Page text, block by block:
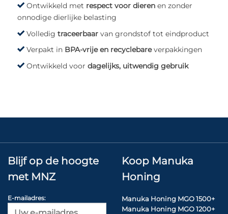
Ontwikkeld met respect voor dierenen zonder
onnodige dierlijke belasting
Volledig traceerbaarvan grondstof tot eindproduct
Verpakt in BPA-vrije en recyclebareverpakkingen
Ontwikkeld voor dagelijks, uitwendig gebruik
Blijf op de hoogte
met MNZ
E-mailadres:
Koop Manuka
Honing
Manuka Honing MGO 1500+
Manuka Honing MGO 1200+